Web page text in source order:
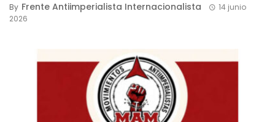
By Frente Antiimperialista Internacionalista
14 junio
2026